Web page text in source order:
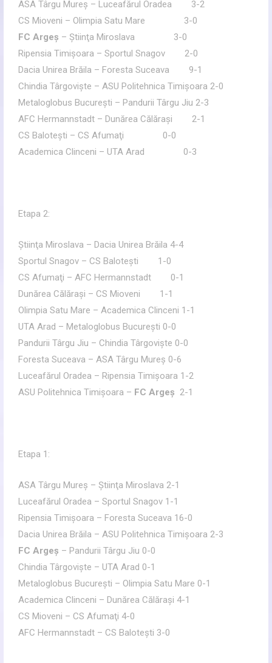
ASA Târgu Mureş – Luceafărul Oradea 3-2
CS Mioveni – Olimpia Satu Mare 3-0
FC Argeş – Ştiinţa Miroslava 3-0
Ripensia Timişoara – Sportul Snagov 2-0
Dacia Unirea Brăila – Foresta Suceava 9-1
Chindia Târgovişte – ASU Politehnica Timişoara 2-0
Metaloglobus Bucureşti – Pandurii Târgu Jiu 2-3
AFC Hermannstadt – Dunărea Călăraşi 2-1
CS Baloteşti – CS Afumaţi 0-0
Academica Clinceni – UTA Arad 0-3
Etapa 2:
Ştiinţa Miroslava – Dacia Unirea Brăila 4-4
Sportul Snagov – CS Baloteşti 1-0
CS Afumaţi – AFC Hermannstadt 0-1
Dunărea Călăraşi – CS Mioveni 1-1
Olimpia Satu Mare – Academica Clinceni 1-1
UTA Arad – Metaloglobus Bucureşti 0-0
Pandurii Târgu Jiu – Chindia Târgovişte 0-0
Foresta Suceava – ASA Târgu Mureş 0-6
Luceafărul Oradea – Ripensia Timişoara 1-2
ASU Politehnica Timişoara – FC Argeş 2-1
Etapa 1:
ASA Târgu Mureş – Ştiinţa Miroslava 2-1
Luceafărul Oradea – Sportul Snagov 1-1
Ripensia Timişoara – Foresta Suceava 16-0
Dacia Unirea Brăila – ASU Politehnica Timişoara 2-3
FC Argeş – Pandurii Târgu Jiu 0-0
Chindia Târgovişte – UTA Arad 0-1
Metaloglobus Bucureşti – Olimpia Satu Mare 0-1
Academica Clinceni – Dunărea Călăraşi 4-1
CS Mioveni – CS Afumaţi 4-0
AFC Hermannstadt – CS Baloteşti 3-0